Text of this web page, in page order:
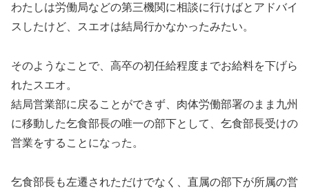
わたしは労働局などの第三機関に相談に行けばとアドバイ
スしたけど、スエオは結局行かなかったみたい。
そのようなことで、高卒の初任給程度までお給料を下げら
れたスエオ。
結局営業部に戻ることができず、肉体労働部署のまま九州
に移動した乞食部長の唯一の部下として、乞食部長受けの
営業をすることになった。
乞食部長も左遷されただけでなく、直属の部下が所属の営